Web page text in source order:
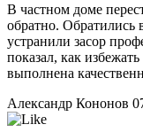
В частном доме
обратно. Обратились
устранили засор
показал, как
выполнена
Александр Кононов